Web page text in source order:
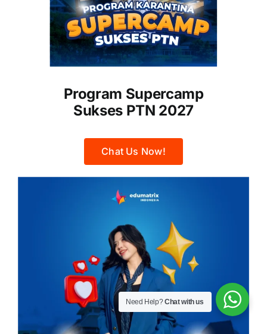
Program Supercamp
Sukses PTN 2027
Chat Us Now!
Need Help?Chat with us